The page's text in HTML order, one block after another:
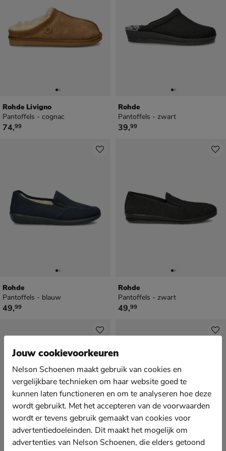
Rohde Livigno
Pantoffels - cognac
€ 74,99
74,99
Rohde
Pantoffels - zwart
€ 39,99
39,99
Rohde
Pantoffels - blauw
€ 49,99
49,99
Rohde
Pantoffels - zwart
€ 49,99
49,99
Jouw cookievoorkeuren
Nelson Schoenen maakt gebruik van cookies en
vergelijkbare technieken om haar website goed te
kunnen laten functioneren en om te analyseren hoe deze
wordt gebruikt. Met het accepteren van de voorwaarden
wordt er tevens gebruik gemaakt van cookies voor
advertentiedoeleinden. Dit maakt het mogelijk om
advertenties van Nelson Schoenen, die elders getoond